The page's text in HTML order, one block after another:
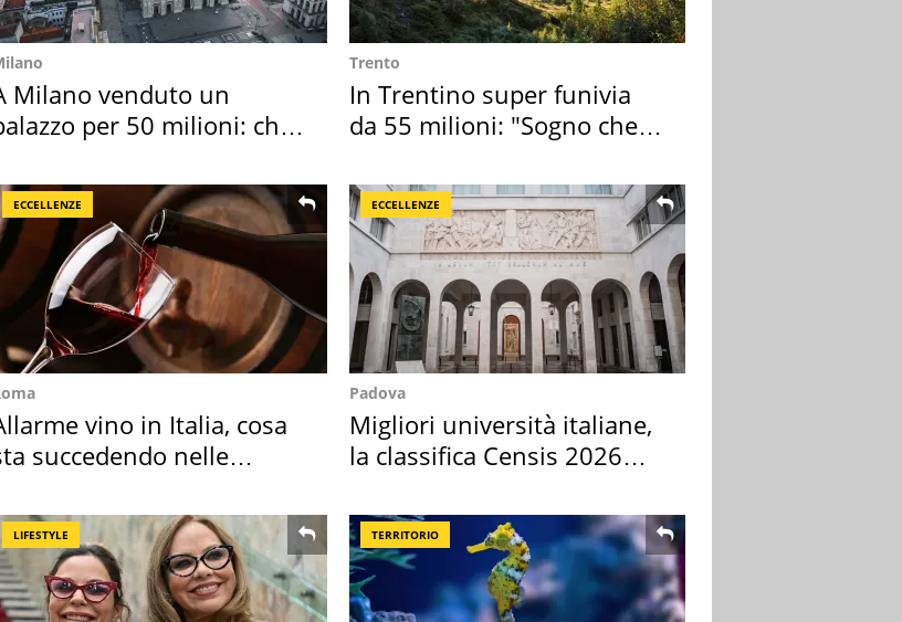
Milano venduto un
per 50 milioni: chi
Trento
In Trentino super funivia
da 55 milioni: "Sogno che si
ECCELLENZE
vino in Italia, cosa
succedendo nelle
ECCELLENZE
Padova
Migliori università italiane,
la classifica Censis 2026
LIFESTYLE TERRITORIO